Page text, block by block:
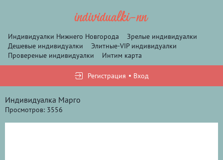
Индивидуалки Нижнего Новгорода
Зрелые индивидуалки
Дешевые индивидуалки
Элитные-VIP индивидуалки
Провереные индивидуалки
Интим карта
Регистрация Вход
Индивидуалка Марго
Просмотров: 3556